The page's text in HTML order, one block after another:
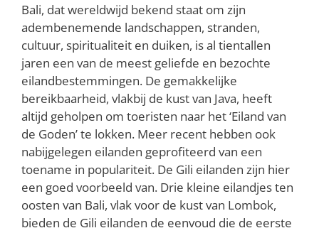
Bali, dat wereldwijd bekend staat om zijn
adembenemende landschappen, stranden,
cultuur, spiritualiteit en duiken, is al tientallen
jaren een van de meest geliefde en bezochte
eilandbestemmingen. De gemakkelijke
bereikbaarheid, vlakbij de kust van Java, heeft
altijd geholpen om toeristen naar het ‘Eiland van
de Goden’ te lokken. Meer recent hebben ook
nabijgelegen eilanden geprofiteerd van een
toename in populariteit. De Gili eilanden zijn hier
een goed voorbeeld van. Drie kleine eilandjes ten
oosten van Bali, vlak voor de kust van Lombok,
bieden de Gili eilanden de eenvoud die de eerste